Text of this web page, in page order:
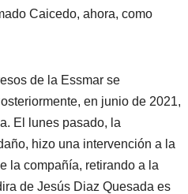
Caicedo, ahora, como
de la Essmar se
en junio de 2021,
El lunes pasado, la
hizo una intervención a la
la compañía, retirando a la
de Jesús Diaz Quesada es